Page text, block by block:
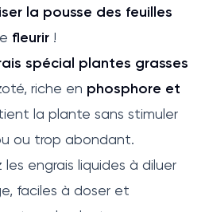
la pousse des feuilles
fleurir !
spécial plantes grasses
riche en phosphore et
la plante sans stimuler
ou trop abondant.
engrais liquides à diluer
faciles à doser et